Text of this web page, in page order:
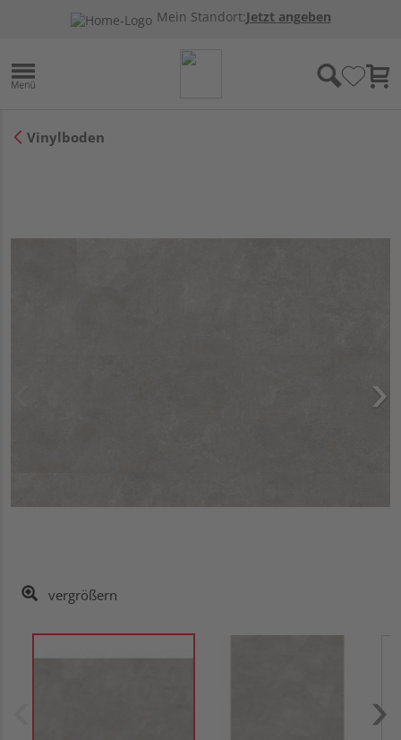
Mein Standort:Jetzt angeben
Vinylboden
vergrößern